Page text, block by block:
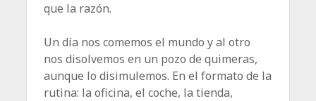
que la razón.
Un día nos comemos el mundo y al otro
nos disolvemos en un pozo de quimeras,
aunque lo disimulemos. En el formato de la
rutina: la oficina, el coche, la tienda,